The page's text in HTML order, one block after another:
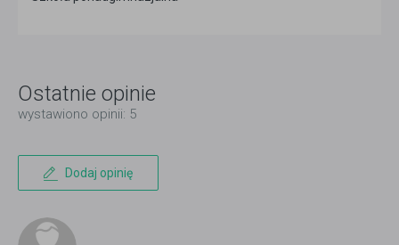
Ostatnie opinie
wystawiono opinii: 5
Dodaj opinię